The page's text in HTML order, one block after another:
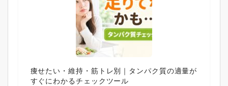
痩せたい・維持・筋トレ別｜タンパク質の適量が
すぐにわかるチェックツール